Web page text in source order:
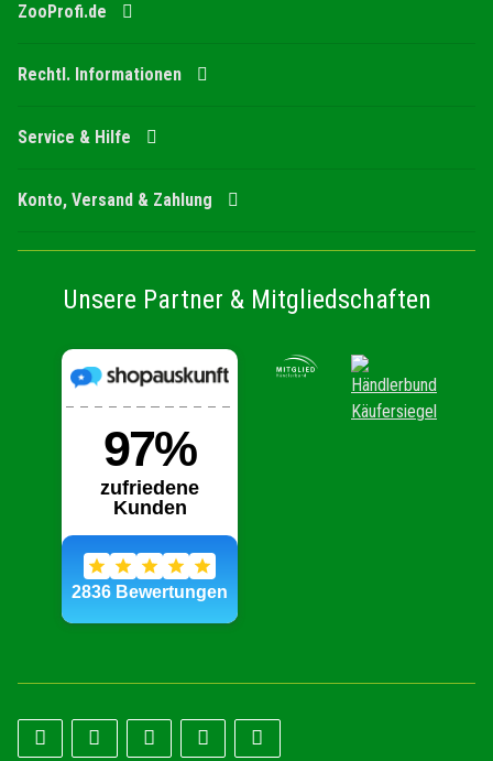
ZooProfi.de
Rechtl. Informationen
Service & Hilfe
Konto, Versand & Zahlung
Unsere Partner & Mitgliedschaften